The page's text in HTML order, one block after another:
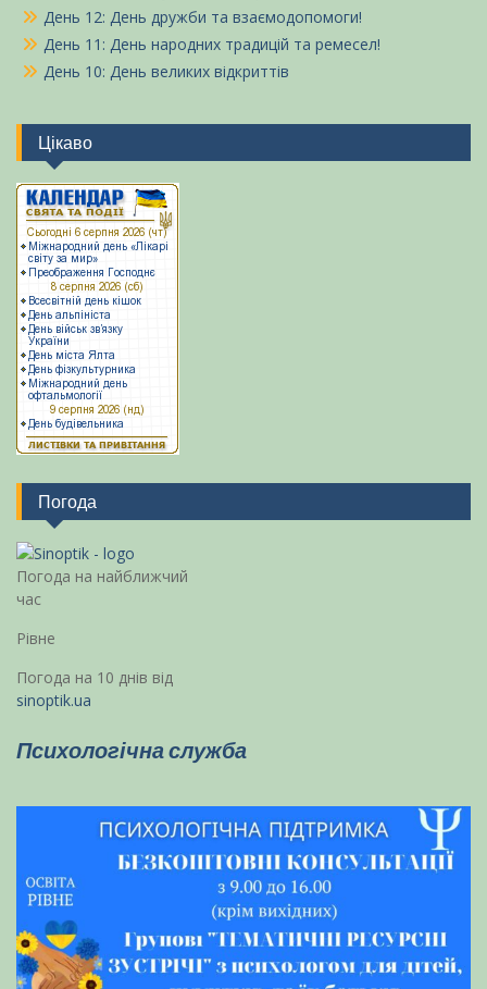
День 12: День дружби та взаємодопомоги!
День 11: День народних традицій та ремесел!
День 10: День великих відкриттів
Цікаво
Погода
Погода на найближчий
час
Рівне
Погода на 10 днів від
sinoptik.ua
Психологічна служба